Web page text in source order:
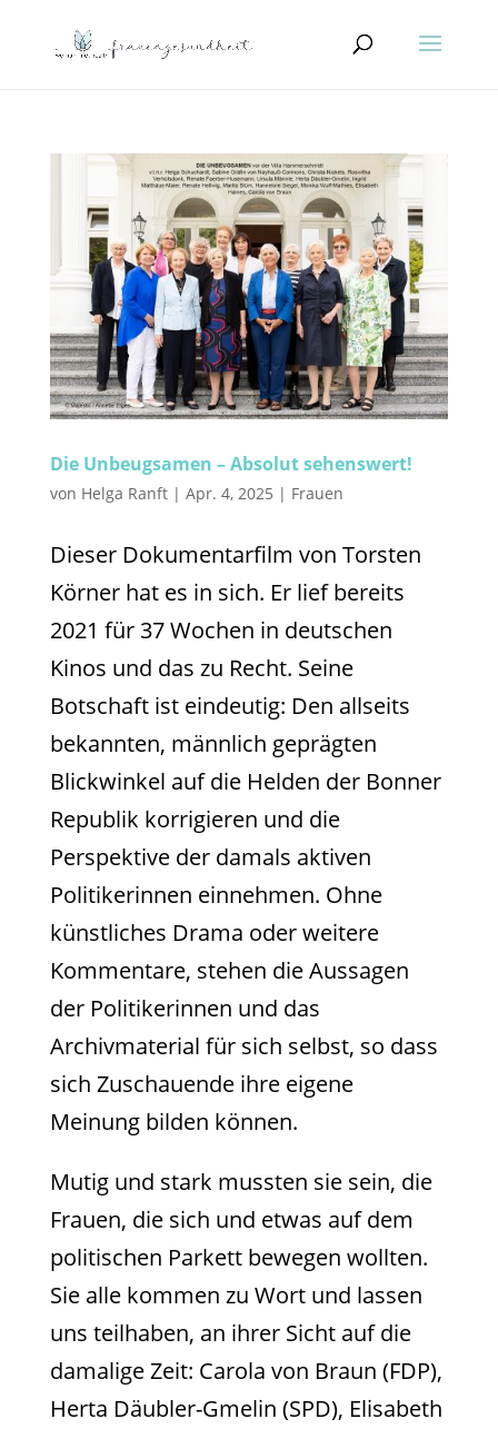
Die Unbeugsamen – Absolut sehenswert!
von Helga Ranft| Apr. 4, 2025 | Frauen
Dieser Dokumentarfilm von Torsten
Körner hat es in sich. Er lief bereits
2021 für 37 Wochen in deutschen
Kinos und das zu Recht. Seine
Botschaft ist eindeutig: Den allseits
bekannten, männlich geprägten
Blickwinkel auf die Helden der Bonner
Republik korrigieren und die
Perspektive der damals aktiven
Politikerinnen einnehmen. Ohne
künstliches Drama oder weitere
Kommentare, stehen die Aussagen
der Politikerinnen und das
Archivmaterial für sich selbst, so dass
sich Zuschauende ihre eigene
Meinung bilden können.
Mutig und stark mussten sie sein, die
Frauen, die sich und etwas auf dem
politischen Parkett bewegen wollten.
Sie alle kommen zu Wort und lassen
uns teilhaben, an ihrer Sicht auf die
damalige Zeit: Carola von Braun (FDP),
Herta Däubler-Gmelin (SPD), Elisabeth